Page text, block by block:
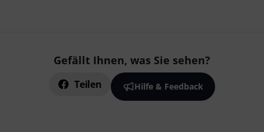
Gefällt Ihnen, was Sie sehen?
Teilen Hilfe & Feedback